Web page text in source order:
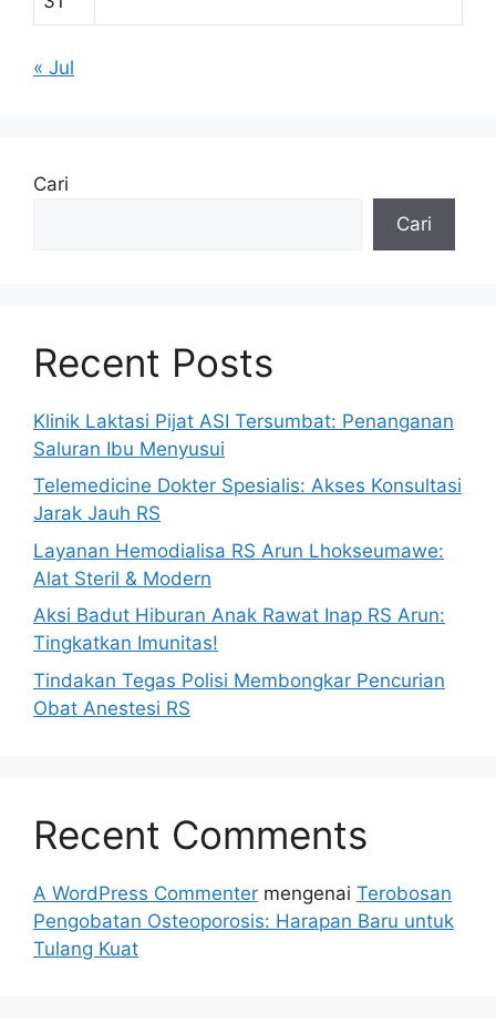
« Jul
Cari
Cari
Recent Posts
Klinik Laktasi Pijat ASI Tersumbat: Penanganan
Saluran Ibu Menyusui
Telemedicine Dokter Spesialis: Akses Konsultasi
Jarak Jauh RS
Layanan Hemodialisa RS Arun Lhokseumawe:
Alat Steril & Modern
Aksi Badut Hiburan Anak Rawat Inap RS Arun:
Tingkatkan Imunitas!
Tindakan Tegas Polisi Membongkar Pencurian
Obat Anestesi RS
Recent Comments
A WordPress Commenter mengenai Terobosan
Pengobatan Osteoporosis: Harapan Baru untuk
Tulang Kuat